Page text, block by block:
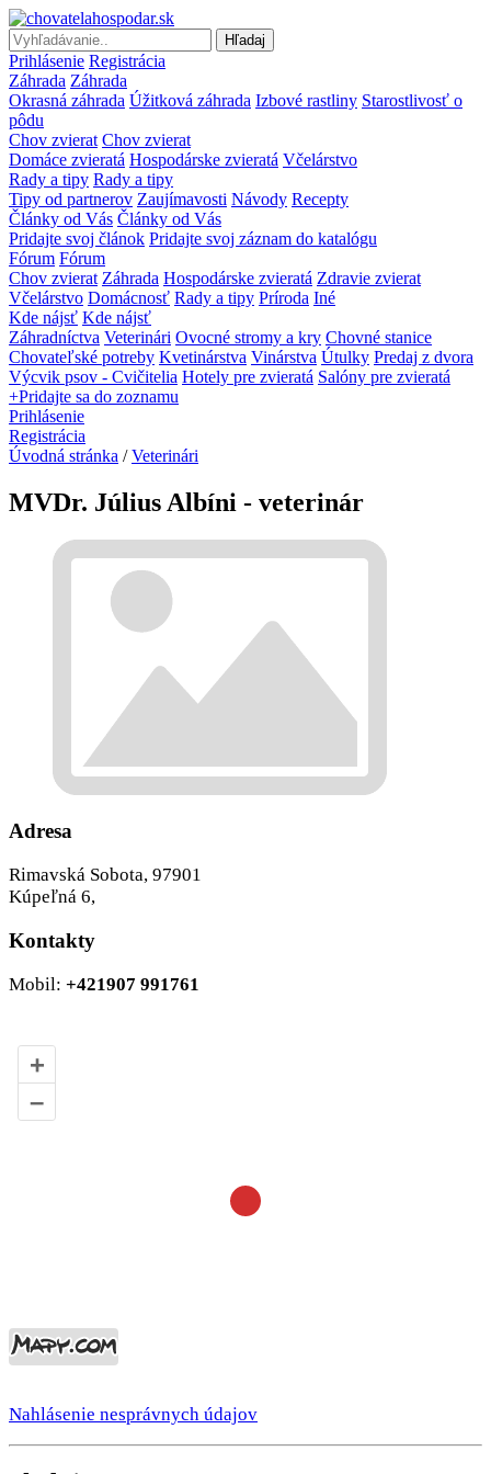
Hľadaj
Prihlásenie Registrácia
Záhrada Záhrada
Okrasná záhrada Úžitková záhrada Izbové rastliny Starostlivosť o
pôdu
Chov zvierat Chov zvierat
Domáce zvieratá Hospodárske zvieratá Včelárstvo
Rady a tipy Rady a tipy
Tipy od partnerov Zaujímavosti Návody Recepty
Články od Vás Články od Vás
Pridajte svoj článok Pridajte svoj záznam do katalógu
Fórum Fórum
Chov zvierat Záhrada Hospodárske zvieratá Zdravie zvierat
Včelárstvo Domácnosť Rady a tipy Príroda Iné
Kde nájsť Kde nájsť
Záhradníctva Veterinári Ovocné stromy a kry Chovné stanice
Chovateľské potreby Kvetinárstva Vinárstva Útulky Predaj z dvora
Výcvik psov - Cvičitelia Hotely pre zvieratá Salóny pre zvieratá
+Pridajte sa do zoznamu
Prihlásenie
Registrácia
Úvodná stránka / Veterinári
MVDr. Július Albíni - veterinár
Adresa
Rimavská Sobota, 97901
Kúpeľná 6,
Kontakty
Mobil: +421907 991761
+
–
Nahlásenie nesprávnych údajov